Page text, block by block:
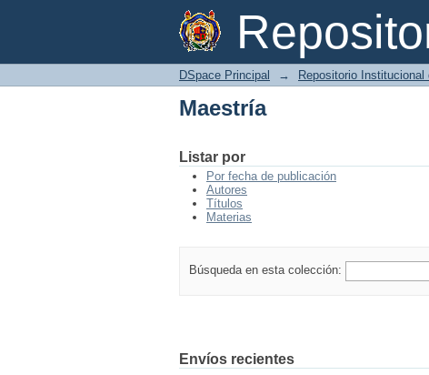
Maestría
DSpace Principal → Repositorio
Maestría
Listar por
Por fecha de publicación
Autores
Títulos
Materias
Búsqueda en esta colección:
Envíos recientes